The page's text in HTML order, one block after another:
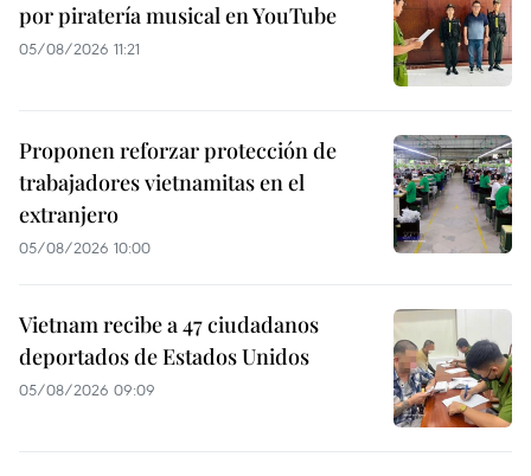
por piratería musical en YouTube
05/08/2026 11:21
Proponen reforzar protección de
trabajadores vietnamitas en el
extranjero
05/08/2026 10:00
Vietnam recibe a 47 ciudadanos
deportados de Estados Unidos
05/08/2026 09:09